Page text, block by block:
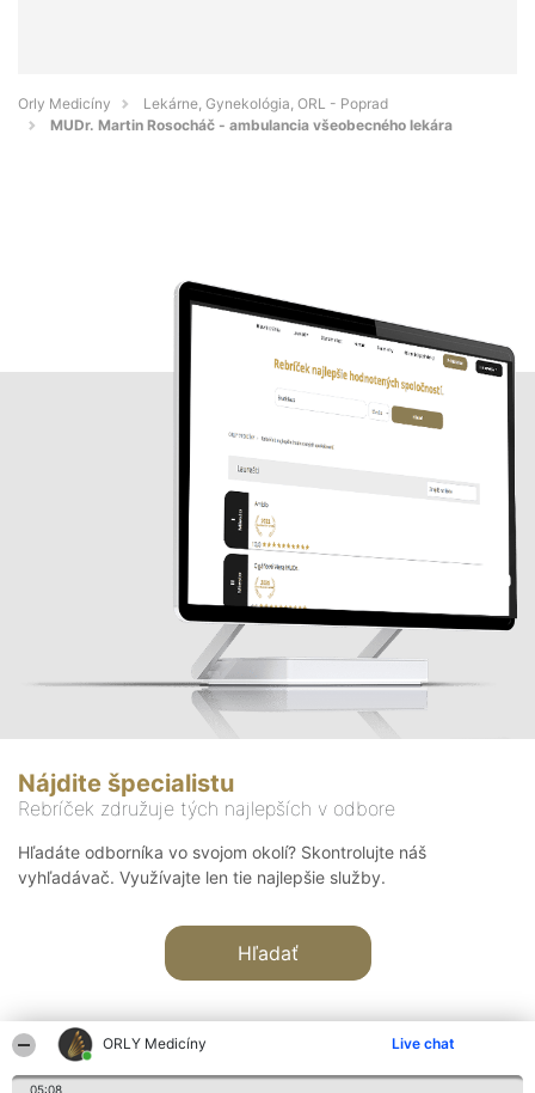
ORLY Medicíny Live chat
05:08
Orly Medicíny
Lekárne, Gynekológia, ORL - Poprad
MUDr. Martin Rosocháč - ambulancia všeobecného lekára
Nájdite špecialistu
Rebríček združuje tých najlepších v odbore
Hľadáte odborníka vo svojom okolí? Skontrolujte náš
vyhľadávač. Využívajte len tie najlepšie služby.
Hľadať